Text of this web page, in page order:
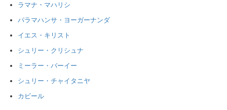
ラマナ・マハリシ
パラマハンサ・ヨーガーナンダ
イエス・キリスト
シュリー・クリシュナ
ミーラー・バーイー
シュリー・チャイタニヤ
カビール